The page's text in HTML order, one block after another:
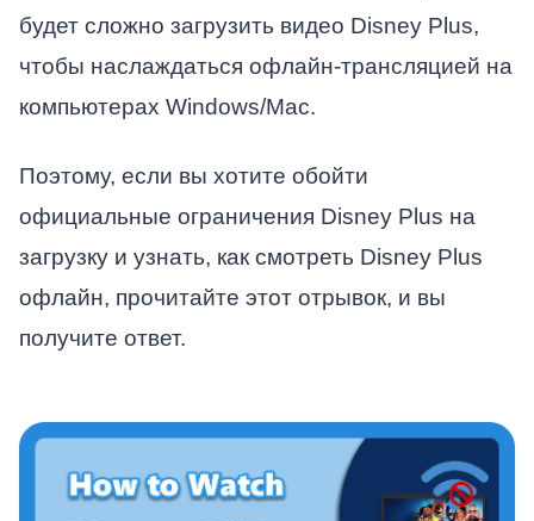
будет сложно загрузить видео Disney Plus,
чтобы наслаждаться офлайн-трансляцией на
компьютерах Windows/Mac.
Поэтому, если вы хотите обойти
официальные ограничения Disney Plus на
загрузку и узнать, как смотреть Disney Plus
офлайн, прочитайте этот отрывок, и вы
получите ответ.